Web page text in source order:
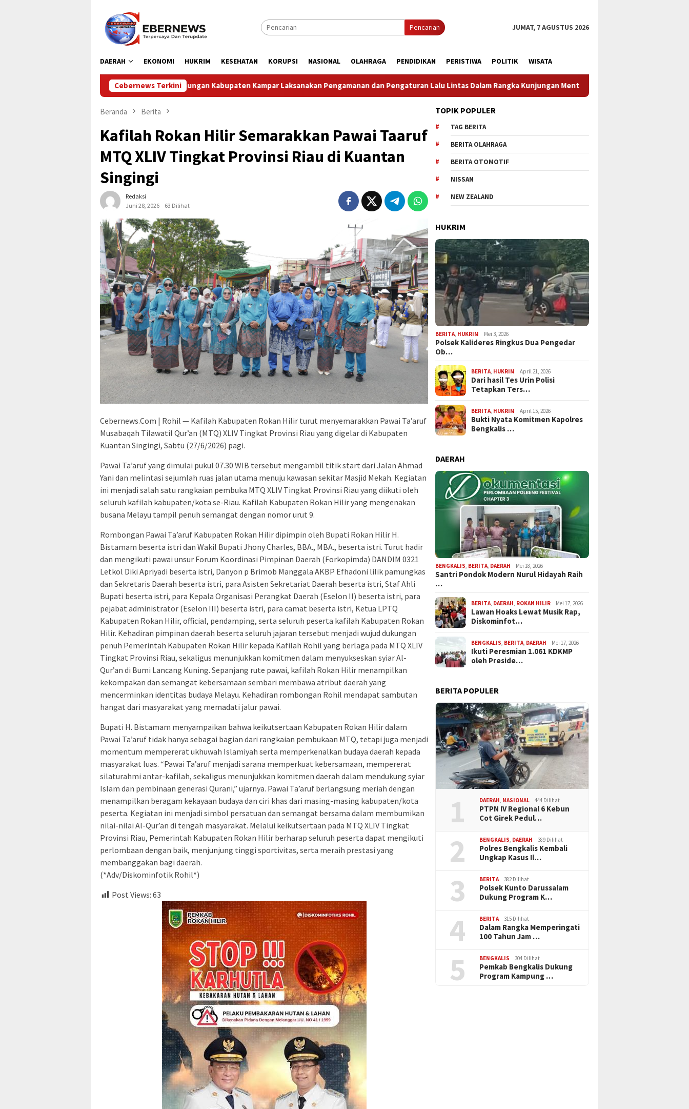
konten
Pencarian JUMAT, 7 AGUSTUS 2026
DAERAH EKONOMI HUKRIM KESEHATAN KORUPSI NASIONAL OLAHRAGA PENDIDIKAN PERISTIWA POLITIK WISATA
Cebernews Terkini
Dinas Perhubungan Kabupaten Kampar Laksanakan Pengamanan dan Pengaturan Lalu Lintas Dalam Rangka Kunjungan Menteri Pertahanan RI
Beranda Berita
Kafilah Rokan Hilir Semarakkan Pawai Taaruf
MTQ XLIV Tingkat Provinsi Riau di Kuantan
Singingi
Redaksi
Juni 28, 2026
63 Dilihat
Cebernews.Com | Rohil — Kafilah Kabupaten Rokan Hilir turut menyemarakkan Pawai Ta’aruf
Musabaqah Tilawatil Qur’an (MTQ) XLIV Tingkat Provinsi Riau yang digelar di Kabupaten
Kuantan Singingi, Sabtu (27/6/2026) pagi.
Pawai Ta’aruf yang dimulai pukul 07.30 WIB tersebut mengambil titik start dari Jalan Ahmad
Yani dan melintasi sejumlah ruas jalan utama menuju kawasan sekitar Masjid Mekah. Kegiatan
ini menjadi salah satu rangkaian pembuka MTQ XLIV Tingkat Provinsi Riau yang diikuti oleh
seluruh kafilah kabupaten/kota se-Riau. Kafilah Kabupaten Rokan Hilir yang mengenakan
busana Melayu tampil penuh semangat dengan nomor urut 9.
Rombongan Pawai Ta’aruf Kabupaten Rokan Hilir dipimpin oleh Bupati Rokan Hilir H.
Bistamam beserta istri dan Wakil Bupati Jhony Charles, BBA., MBA., beserta istri. Turut hadir
dan mengikuti pawai unsur Forum Koordinasi Pimpinan Daerah (Forkopimda) DANDIM 0321
Letkol Diki Apriyadi beserta istri, Danyon p Brimob Manggala AKBP Efhadoni lilik pamungkas
dan Sekretaris Daerah beserta istri, para Asisten Sekretariat Daerah beserta istri, Staf Ahli
Bupati beserta istri, para Kepala Organisasi Perangkat Daerah (Eselon II) beserta istri, para
pejabat administrator (Eselon III) beserta istri, para camat beserta istri, Ketua LPTQ
Kabupaten Rokan Hilir, official, pendamping, serta seluruh peserta kafilah Kabupaten Rokan
Hilir. Kehadiran pimpinan daerah beserta seluruh jajaran tersebut menjadi wujud dukungan
penuh Pemerintah Kabupaten Rokan Hilir kepada Kafilah Rohil yang berlaga pada MTQ XLIV
Tingkat Provinsi Riau, sekaligus menunjukkan komitmen dalam menyukseskan syiar Al-
Qur’an di Bumi Lancang Kuning. Sepanjang rute pawai, kafilah Rokan Hilir menampilkan
kekompakan dan semangat kebersamaan sembari membawa atribut daerah yang
mencerminkan identitas budaya Melayu. Kehadiran rombongan Rohil mendapat sambutan
hangat dari masyarakat yang memadati jalur pawai.
Bupati H. Bistamam menyampaikan bahwa keikutsertaan Kabupaten Rokan Hilir dalam
Pawai Ta’aruf tidak hanya sebagai bagian dari rangkaian pembukaan MTQ, tetapi juga menjadi
momentum mempererat ukhuwah Islamiyah serta memperkenalkan budaya daerah kepada
masyarakat luas. “Pawai Ta’aruf menjadi sarana memperkuat kebersamaan, mempererat
silaturahmi antar-kafilah, sekaligus menunjukkan komitmen daerah dalam mendukung syiar
Islam dan pembinaan generasi Qurani,” ujarnya. Pawai Ta’aruf berlangsung meriah dengan
menampilkan beragam kekayaan budaya dan ciri khas dari masing-masing kabupaten/kota
peserta. Kegiatan ini menjadi simbol persatuan dan semangat bersama dalam membumikan
nilai-nilai Al-Qur’an di tengah masyarakat. Melalui keikutsertaan pada MTQ XLIV Tingkat
Provinsi Riau, Pemerintah Kabupaten Rokan Hilir berharap seluruh peserta dapat mengikuti
perlombaan dengan baik, menjunjung tinggi sportivitas, serta meraih prestasi yang
membanggakan bagi daerah.
(*Adv/Diskominfotik Rohil*)
Post Views: 63
TOPIK POPULER
TAG BERITA
BERITA OLAHRAGA
BERITA OTOMOTIF
NISSAN
NEW ZEALAND
HUKRIM
BERITA HUKRIM Mei 3, 2026
Polsek Kalideres Ringkus Dua Pengedar
Ob…
BERITA HUKRIM April 21, 2026
Dari hasil Tes Urin Polisi
Tetapkan Ters…
BERITA HUKRIM April 15, 2026
Bukti Nyata Komitmen Kapolres
Bengkalis …
DAERAH
BENGKALIS BERITA DAERAH Mei 18, 2026
Santri Pondok Modern Nurul Hidayah Raih
…
BERITA DAERAH ROKAN HILIR Mei 17, 2026
Lawan Hoaks Lewat Musik Rap,
Diskominfot…
BENGKALIS BERITA DAERAH Mei 17, 2026
Ikuti Peresmian 1.061 KDKMP
oleh Preside…
BERITA POPULER
1 DAERAH, NASIONAL 444 Dilihat
PTPN IV Regional 6 Kebun
Cot Girek Pedul…
2 BENGKALIS, DAERAH 389 Dilihat
Polres Bengkalis Kembali
Ungkap Kasus Il…
3 BERITA 382 Dilihat
Polsek Kunto Darussalam
Dukung Program K…
4 BERITA 315 Dilihat
Dalam Rangka Memperingati
100 Tahun Jam …
5 BENGKALIS 304 Dilihat
Pemkab Bengkalis Dukung
Program Kampung …